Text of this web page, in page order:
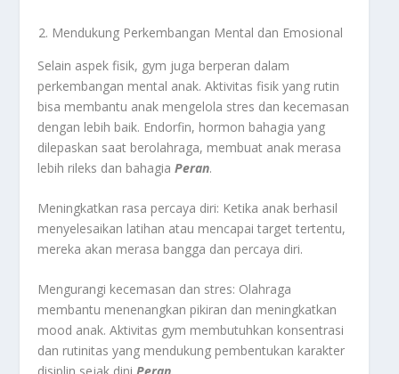
Mendukung Perkembangan Mental dan Emosional
Selain aspek fisik, gym juga berperan dalam
perkembangan mental anak. Aktivitas fisik yang rutin
bisa membantu anak mengelola stres dan kecemasan
dengan lebih baik. Endorfin, hormon bahagia yang
dilepaskan saat berolahraga, membuat anak merasa
lebih rileks dan bahagia Peran.
Meningkatkan rasa percaya diri: Ketika anak berhasil
menyelesaikan latihan atau mencapai target tertentu,
mereka akan merasa bangga dan percaya diri.
Mengurangi kecemasan dan stres: Olahraga
membantu menenangkan pikiran dan meningkatkan
mood anak. Aktivitas gym membutuhkan konsentrasi
dan rutinitas yang mendukung pembentukan karakter